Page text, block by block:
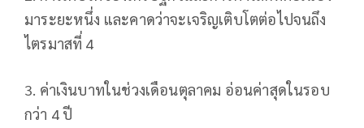
มาระยะหนึ่ง และคาดว่าจะเจริญเติบโตต่อไปจนถึง
ไตรมาสที่ 4
3. ค่าเงินบาทในช่วงเดือนตุลาคม อ่อนค่าสุดในรอบ
กว่า 4 ปี